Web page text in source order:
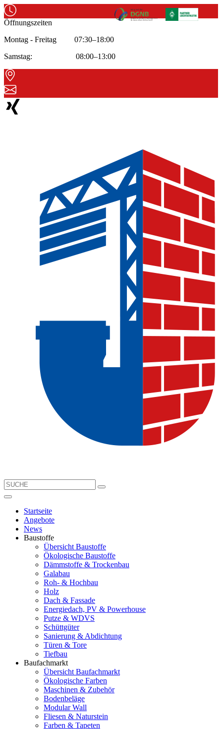
Öffnungszeiten
Montag - Freitag 07:30–18:00
Samstag: 08:00–13:00
Startseite
Angebote
News
Baustoffe
Übersicht Baustoffe
Ökologische Baustoffe
Dämmstoffe & Trockenbau
Galabau
Roh- & Hochbau
Holz
Dach & Fassade
Energiedach, PV & Powerhouse
Putze & WDVS
Schüttgüter
Sanierung & Abdichtung
Türen & Tore
Tiefbau
Baufachmarkt
Übersicht Baufachmarkt
Ökologische Farben
Maschinen & Zubehör
Bodenbeläge
Modular Wall
Fliesen & Naturstein
Farben & Tapeten